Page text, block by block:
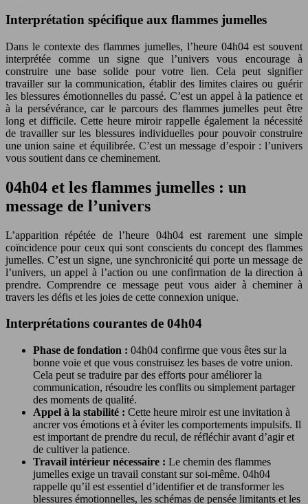
Interprétation spécifique aux flammes jumelles
Dans le contexte des flammes jumelles, l’heure 04h04 est souvent
interprétée comme un signe que l’univers vous encourage à
construire une base solide pour votre lien. Cela peut signifier
travailler sur la communication, établir des limites claires ou guérir
les blessures émotionnelles du passé. C’est un appel à la patience et
à la persévérance, car le parcours des flammes jumelles peut être
long et difficile. Cette heure miroir rappelle également la nécessité
de travailler sur les blessures individuelles pour pouvoir construire
une union saine et équilibrée. C’est un message d’espoir : l’univers
vous soutient dans ce cheminement.
04h04 et les flammes jumelles : un
message de l’univers
L’apparition répétée de l’heure 04h04 est rarement une simple
coïncidence pour ceux qui sont conscients du concept des flammes
jumelles. C’est un signe, une synchronicité qui porte un message de
l’univers, un appel à l’action ou une confirmation de la direction à
prendre. Comprendre ce message peut vous aider à cheminer à
travers les défis et les joies de cette connexion unique.
Interprétations courantes de 04h04
Phase de fondation : 04h04 confirme que vous êtes sur la
bonne voie et que vous construisez les bases de votre union.
Cela peut se traduire par des efforts pour améliorer la
communication, résoudre les conflits ou simplement partager
des moments de qualité.
Appel à la stabilité : Cette heure miroir est une invitation à
ancrer vos émotions et à éviter les comportements impulsifs. Il
est important de prendre du recul, de réfléchir avant d’agir et
de cultiver la patience.
Travail intérieur nécessaire : Le chemin des flammes
jumelles exige un travail constant sur soi-même. 04h04
rappelle qu’il est essentiel d’identifier et de transformer les
blessures émotionnelles, les schémas de pensée limitants et les